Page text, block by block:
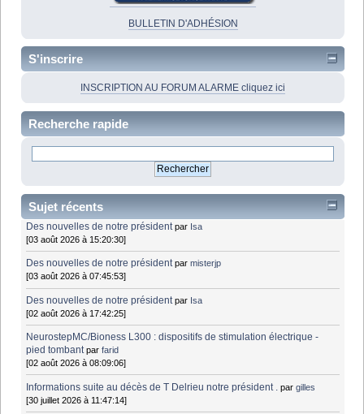
BULLETIN D'ADHÉSION
S'inscrire
INSCRIPTION AU FORUM ALARME cliquez ici
Recherche rapide
Sujet récents
Des nouvelles de notre président par Isa
[03 août 2026 à 15:20:30]
Des nouvelles de notre président parmisterjp
[03 août 2026 à 07:45:53]
Des nouvelles de notre président par Isa
[02 août 2026 à 17:42:25]
NeurostepMC/Bioness L300 : dispositifs de stimulation électrique -
pied tombant parfarid
[02 août 2026 à 08:09:06]
Informations suite au décès de T Delrieu notre président . pargilles
[30 juillet 2026 à 11:47:14]